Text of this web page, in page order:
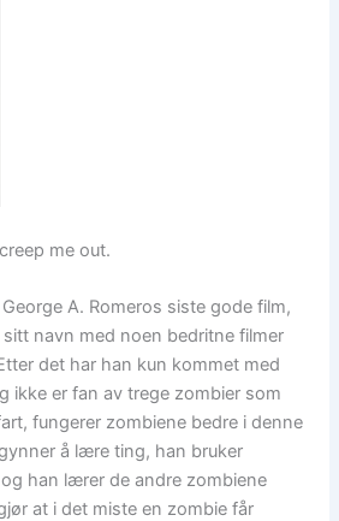
me out.
A. Romeros siste gode film,
navn med noen bedritne filmer
det har han kun kommet med
ikke er fan av trege zombier som
fungerer zombiene bedre i denne
å lære ting, han bruker
han lærer de andre zombiene
at i det miste en zombie får